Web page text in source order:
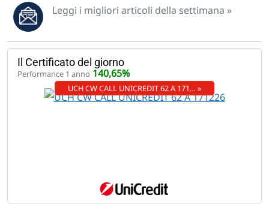
Leggi i migliori articoli della settimana »
Il Certificato del giorno
Performance 1 anno 140,65%
UCH CW CALL UNICREDIT 62 A 171… »